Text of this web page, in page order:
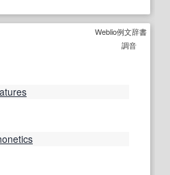
Weblio例文辞書
調音